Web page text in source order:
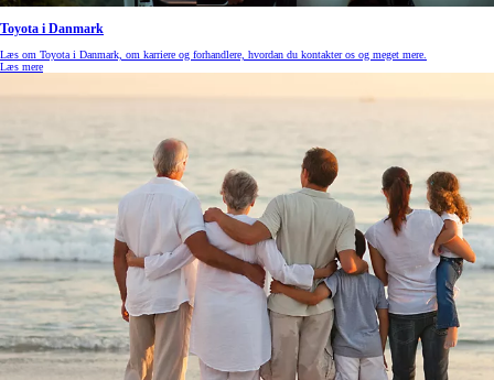
Toyota i Danmark
Læs om Toyota i Danmark, om karriere og forhandlere, hvordan du kontakter os og meget mere.
Læs mere